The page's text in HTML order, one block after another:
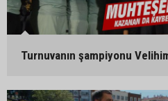
Turnuvanın şampiyonu